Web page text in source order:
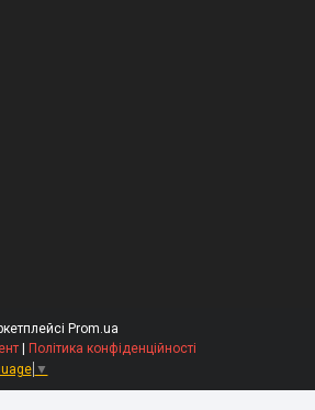
Prom.ua
Політика конфіденційності
▼